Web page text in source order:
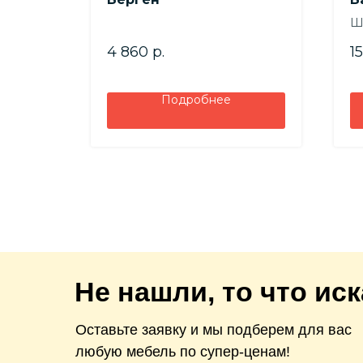
4 860 р.
Подробнее
Не нашли, то что
Оставьте заявку и мы подберем для вас
любую мебель по супер-ценам!